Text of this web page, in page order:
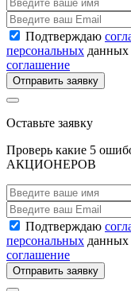
Подтверждаю
персональных
соглашение
Отправить заявку
Оставьте заявку
Проверь какие 5
АКЦИОНЕРОВ
Подтверждаю
персональных
соглашение
Отправить заявку